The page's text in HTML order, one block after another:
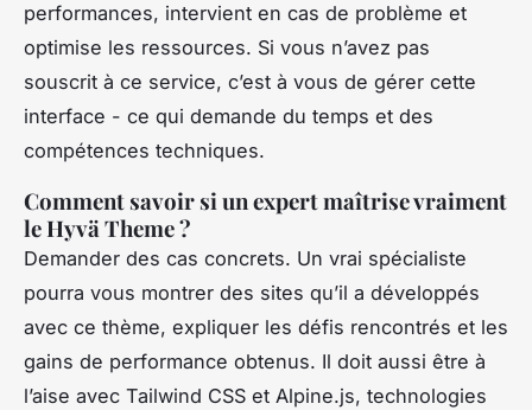
performances, intervient en cas de problème et
optimise les ressources. Si vous n’avez pas
souscrit à ce service, c’est à vous de gérer cette
interface - ce qui demande du temps et des
compétences techniques.
Comment savoir si un expert maîtrise vraiment
le Hyvä Theme ?
Demander des cas concrets. Un vrai spécialiste
pourra vous montrer des sites qu’il a développés
avec ce thème, expliquer les défis rencontrés et les
gains de performance obtenus. Il doit aussi être à
l’aise avec Tailwind CSS et Alpine.js, technologies